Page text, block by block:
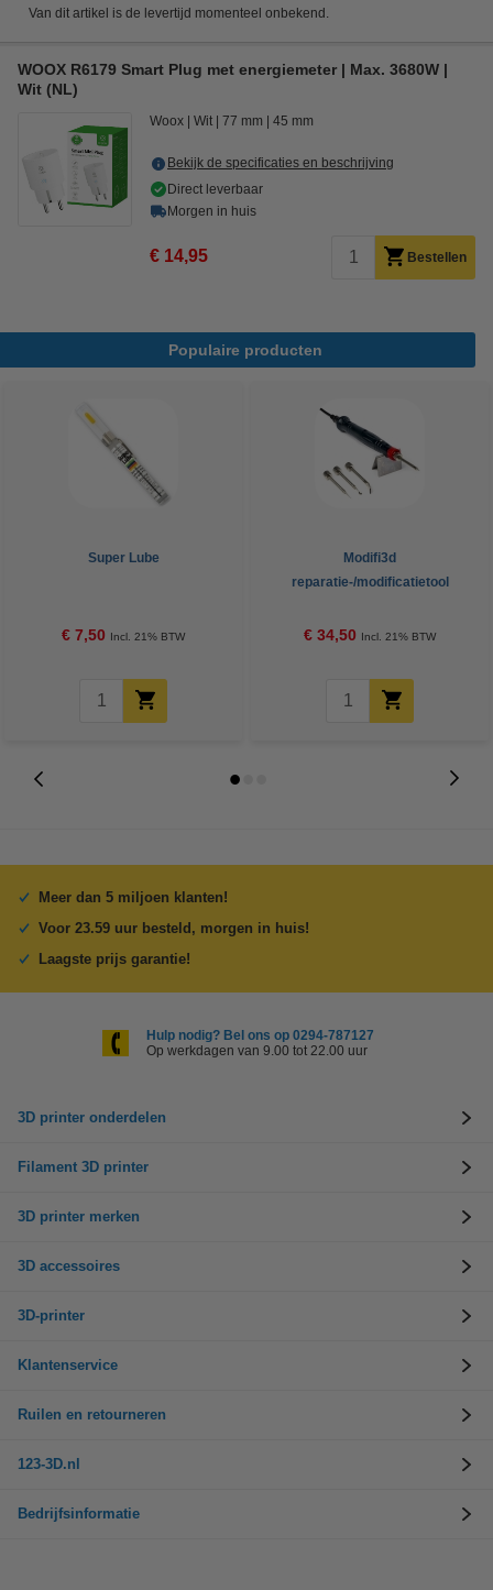
Van dit artikel is de levertijd momenteel onbekend.
WOOX R6179 Smart Plug met energiemeter | Max. 3680W |
Wit (NL)
Woox Wit 77 mm 45 mm
Bekijk de specificaties en beschrijving
Direct leverbaar
Morgen in huis
€ 14,95 Bestellen
Populaire producten
Super Lube
€ 7,50 Incl. 21% BTW
Modifi3d
reparatie-/modificatietool
€ 34,50 Incl. 21% BTW
Meer dan 5 miljoen klanten!
Voor 23.59 uur besteld, morgen in huis!
Laagste prijs garantie!
Hulp nodig? Bel ons op 0294-787127
Op werkdagen van 9.00 tot 22.00 uur
3D printer onderdelen
Filament 3D printer
3D printer merken
3D accessoires
3D-printer
Klantenservice
Ruilen en retourneren
123-3D.nl
Bedrijfsinformatie